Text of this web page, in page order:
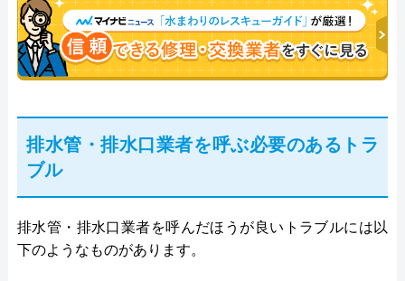
排水管・排水口業者を呼ぶ必要のあるトラ
ブル
排水管・排水口業者を呼んだほうが良いトラブルには以
下のようなものがあります。